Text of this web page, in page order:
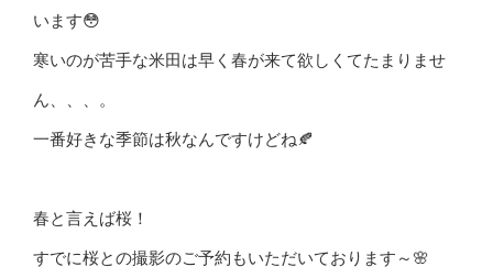
います😳
寒いのが苦手な米田は早く春が来て欲しくてたまりませ
ん、、、。
一番好きな季節は秋なんですけどね🍂
春と言えば桜！
すでに桜との撮影のご予約もいただいております～🌸